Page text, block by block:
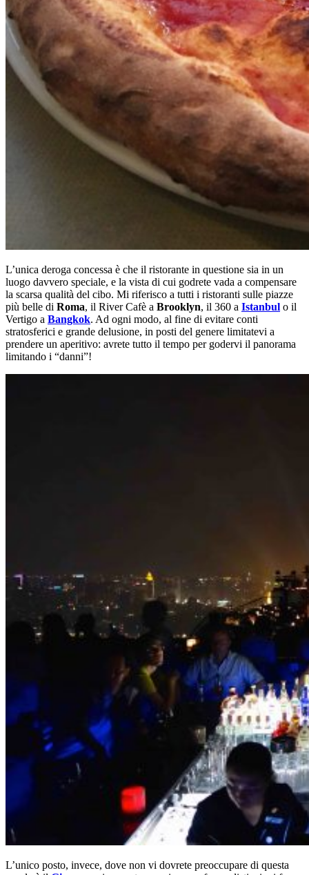
L’unica deroga concessa è che il ristorante in questione sia in un
luogo davvero speciale, e la vista di cui godrete vada a compensare
la scarsa qualità del cibo. Mi riferisco a tutti i ristoranti sulle piazze
più belle di Roma, il River Cafè a Brooklyn, il 360 a Istanbul o il
Vertigo a Bangkok. Ad ogni modo, al fine di evitare conti
stratosferici e grande delusione, in posti del genere limitatevi a
prendere un aperitivo: avrete tutto il tempo per godervi il panorama
limitando i “danni”!
L’unico posto, invece, dove non vi dovrete preoccupare di questa